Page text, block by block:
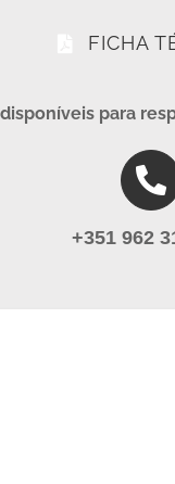
FICHA
para
+351 962